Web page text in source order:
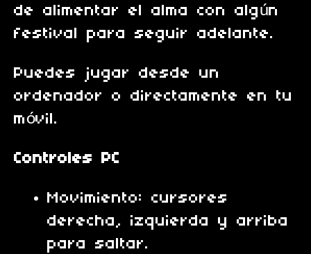
de alimentar el alma con algún
festival para seguir adelante.
Puedes jugar desde un
ordenador o directamente en tu
móvil.
Controles PC
Movimiento: cursores
derecha, izquierda y arriba
para saltar.